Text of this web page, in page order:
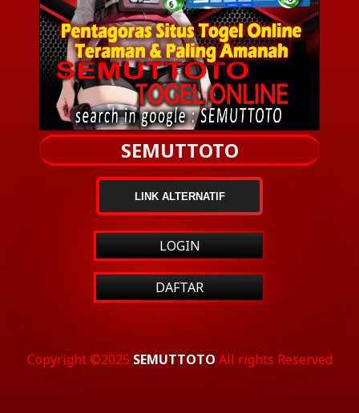
SEMUTTOTO
LINK ALTERNATIF
LOGIN
DAFTAR
Copyright ©2025 SEMUTTOTO All rights Reserved